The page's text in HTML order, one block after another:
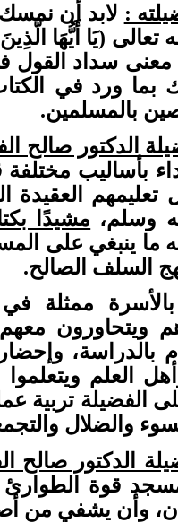
: لابد أن نمسك
تعالى (يَا أَيُّهَا
معنى سداد القول
بما ورد في
بالمسلمين.
الدكتور صالح
بأساليب
تعليمهم العقيدة
وسلم، مشيدًا
ما ينبغي على
السلف الصالح.
بالأسرة ممثلة في
ويتحاورون
بالدراسة،
العلم
الفضيلة تربية
والضلال
الدكتور صالح
قوة الطوارئ
وأن يشفي من